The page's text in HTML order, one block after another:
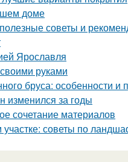
доме
советы и
Ярославля
руками
бруса: особенности и
изменился за годы
сочетание материалов
советы по